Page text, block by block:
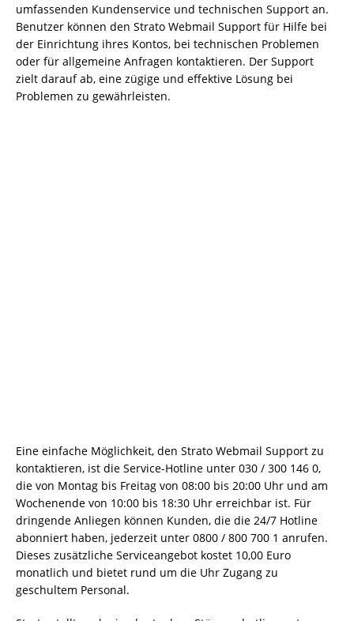
umfassenden Kundenservice und technischen Support an.
Benutzer können den Strato Webmail Support für Hilfe bei
der Einrichtung ihres Kontos, bei technischen Problemen
oder für allgemeine Anfragen kontaktieren. Der Support
zielt darauf ab, eine zügige und effektive Lösung bei
Problemen zu gewährleisten.
Eine einfache Möglichkeit, den Strato Webmail Support zu
kontaktieren, ist die Service-Hotline unter 030 / 300 146 0,
die von Montag bis Freitag von 08:00 bis 20:00 Uhr und am
Wochenende von 10:00 bis 18:30 Uhr erreichbar ist. Für
dringende Anliegen können Kunden, die die 24/7 Hotline
abonniert haben, jederzeit unter 0800 / 800 700 1 anrufen.
Dieses zusätzliche Serviceangebot kostet 10,00 Euro
monatlich und bietet rund um die Uhr Zugang zu
geschultem Personal.